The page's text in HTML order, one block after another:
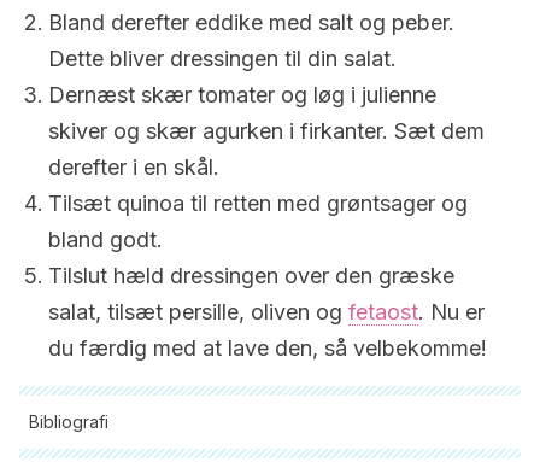
Bland derefter eddike med salt og peber.
Dette bliver dressingen til din salat.
Dernæst skær tomater og løg i julienne
skiver og skær agurken i firkanter. Sæt dem
derefter i en skål.
Tilsæt quinoa til retten med grøntsager og
bland godt.
Tilslut hæld dressingen over den græske
salat, tilsæt persille, oliven og fetaost. Nu er
du færdig med at lave den, så velbekomme!
Bibliografi
Alle citerede kilder blev grundigt gennemgået af vores team